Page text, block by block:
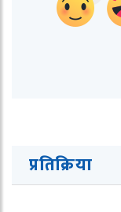
प्रतिक्रिया